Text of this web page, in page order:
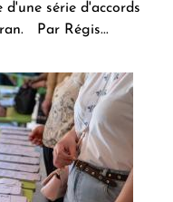
série d'accords
Par Régis...